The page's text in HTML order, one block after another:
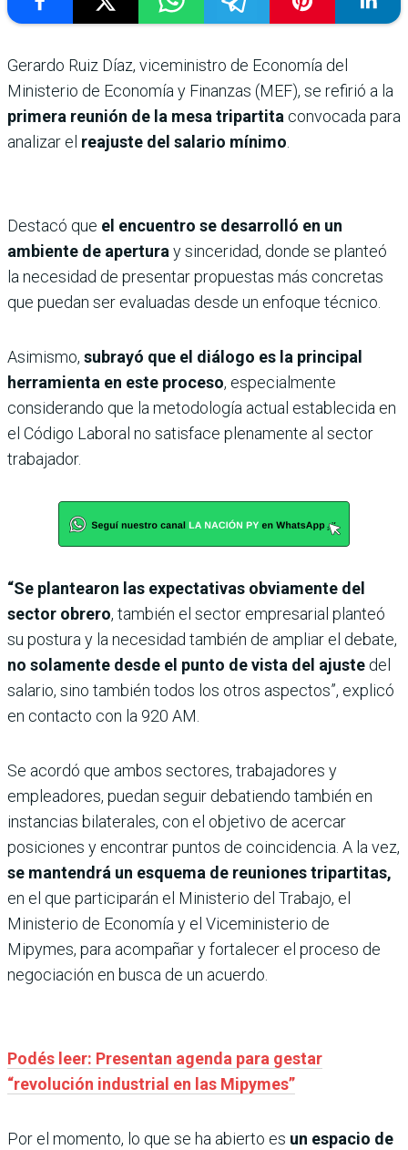
Gerardo Ruiz Díaz, viceministro de Economía del
Ministerio de Economía y Finanzas (MEF), se refirió a la
primera reunión de la mesa tripartita convocada para
analizar el reajuste del salario mínimo
Destacó que el encuentro se desarrolló en un
ambiente de apertura y sinceridad, donde se planteó
la necesidad de presentar propuestas más concretas
que puedan ser evaluadas desde un enfoque técnico.
Asimismo, subrayó que el diálogo es la principal
herramienta en este proceso, especialmente
considerando que la metodología actual establecida en
el Código Laboral no satisface plenamente al sector
trabajador.
“Se plantearon las expectativas obviamente del
sector obrero, también el sector empresarial planteó
su postura y la necesidad también de ampliar el debate,
no solamente desde el punto de vista del ajuste del
salario, sino también todos los otros aspectos”, explicó
en contacto con la 920 AM.
Se acordó que ambos sectores, trabajadores y
empleadores, puedan seguir debatiendo también en
instancias bilaterales, con el objetivo de acercar
posiciones y encontrar puntos de coincidencia. A la vez,
se mantendrá un esquema de reuniones tripartitas,
en el que participarán el Ministerio del Trabajo, el
Ministerio de Economía y el Viceministerio de
Mipymes, para acompañar y fortalecer el proceso de
negociación en busca de un acuerdo.
Podés leer: Presentan agenda para gestar
“revolución industrial en las Mipymes”
Por el momento, lo que se ha abierto es un espacio de